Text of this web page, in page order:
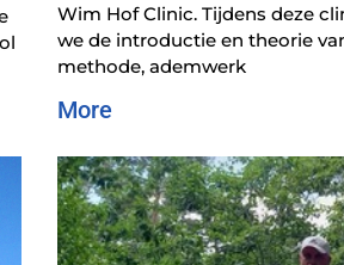
Wim Hof Clinic. Tijdens deze
we de introductie en theorie
methode, ademwerk
More